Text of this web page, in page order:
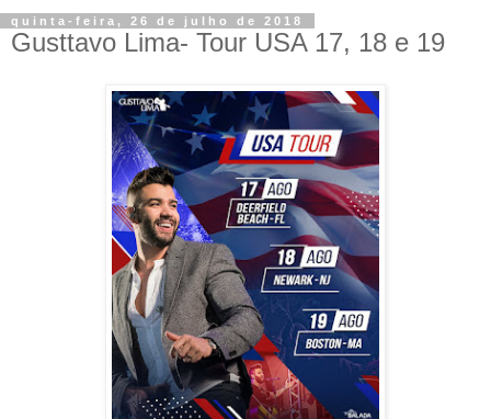
quinta-feira, 26 de julho de 2018
Gusttavo Lima- Tour USA 17, 18 e 19